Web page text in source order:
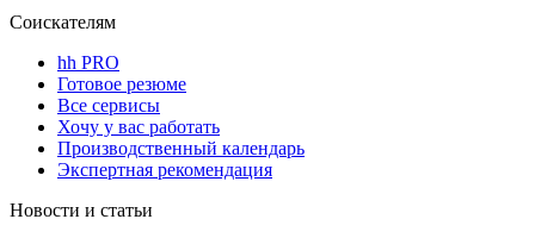
Соискателям
hh PRO
Готовое резюме
Все сервисы
Хочу у вас работать
Производственный календарь
Экспертная рекомендация
Новости и статьи